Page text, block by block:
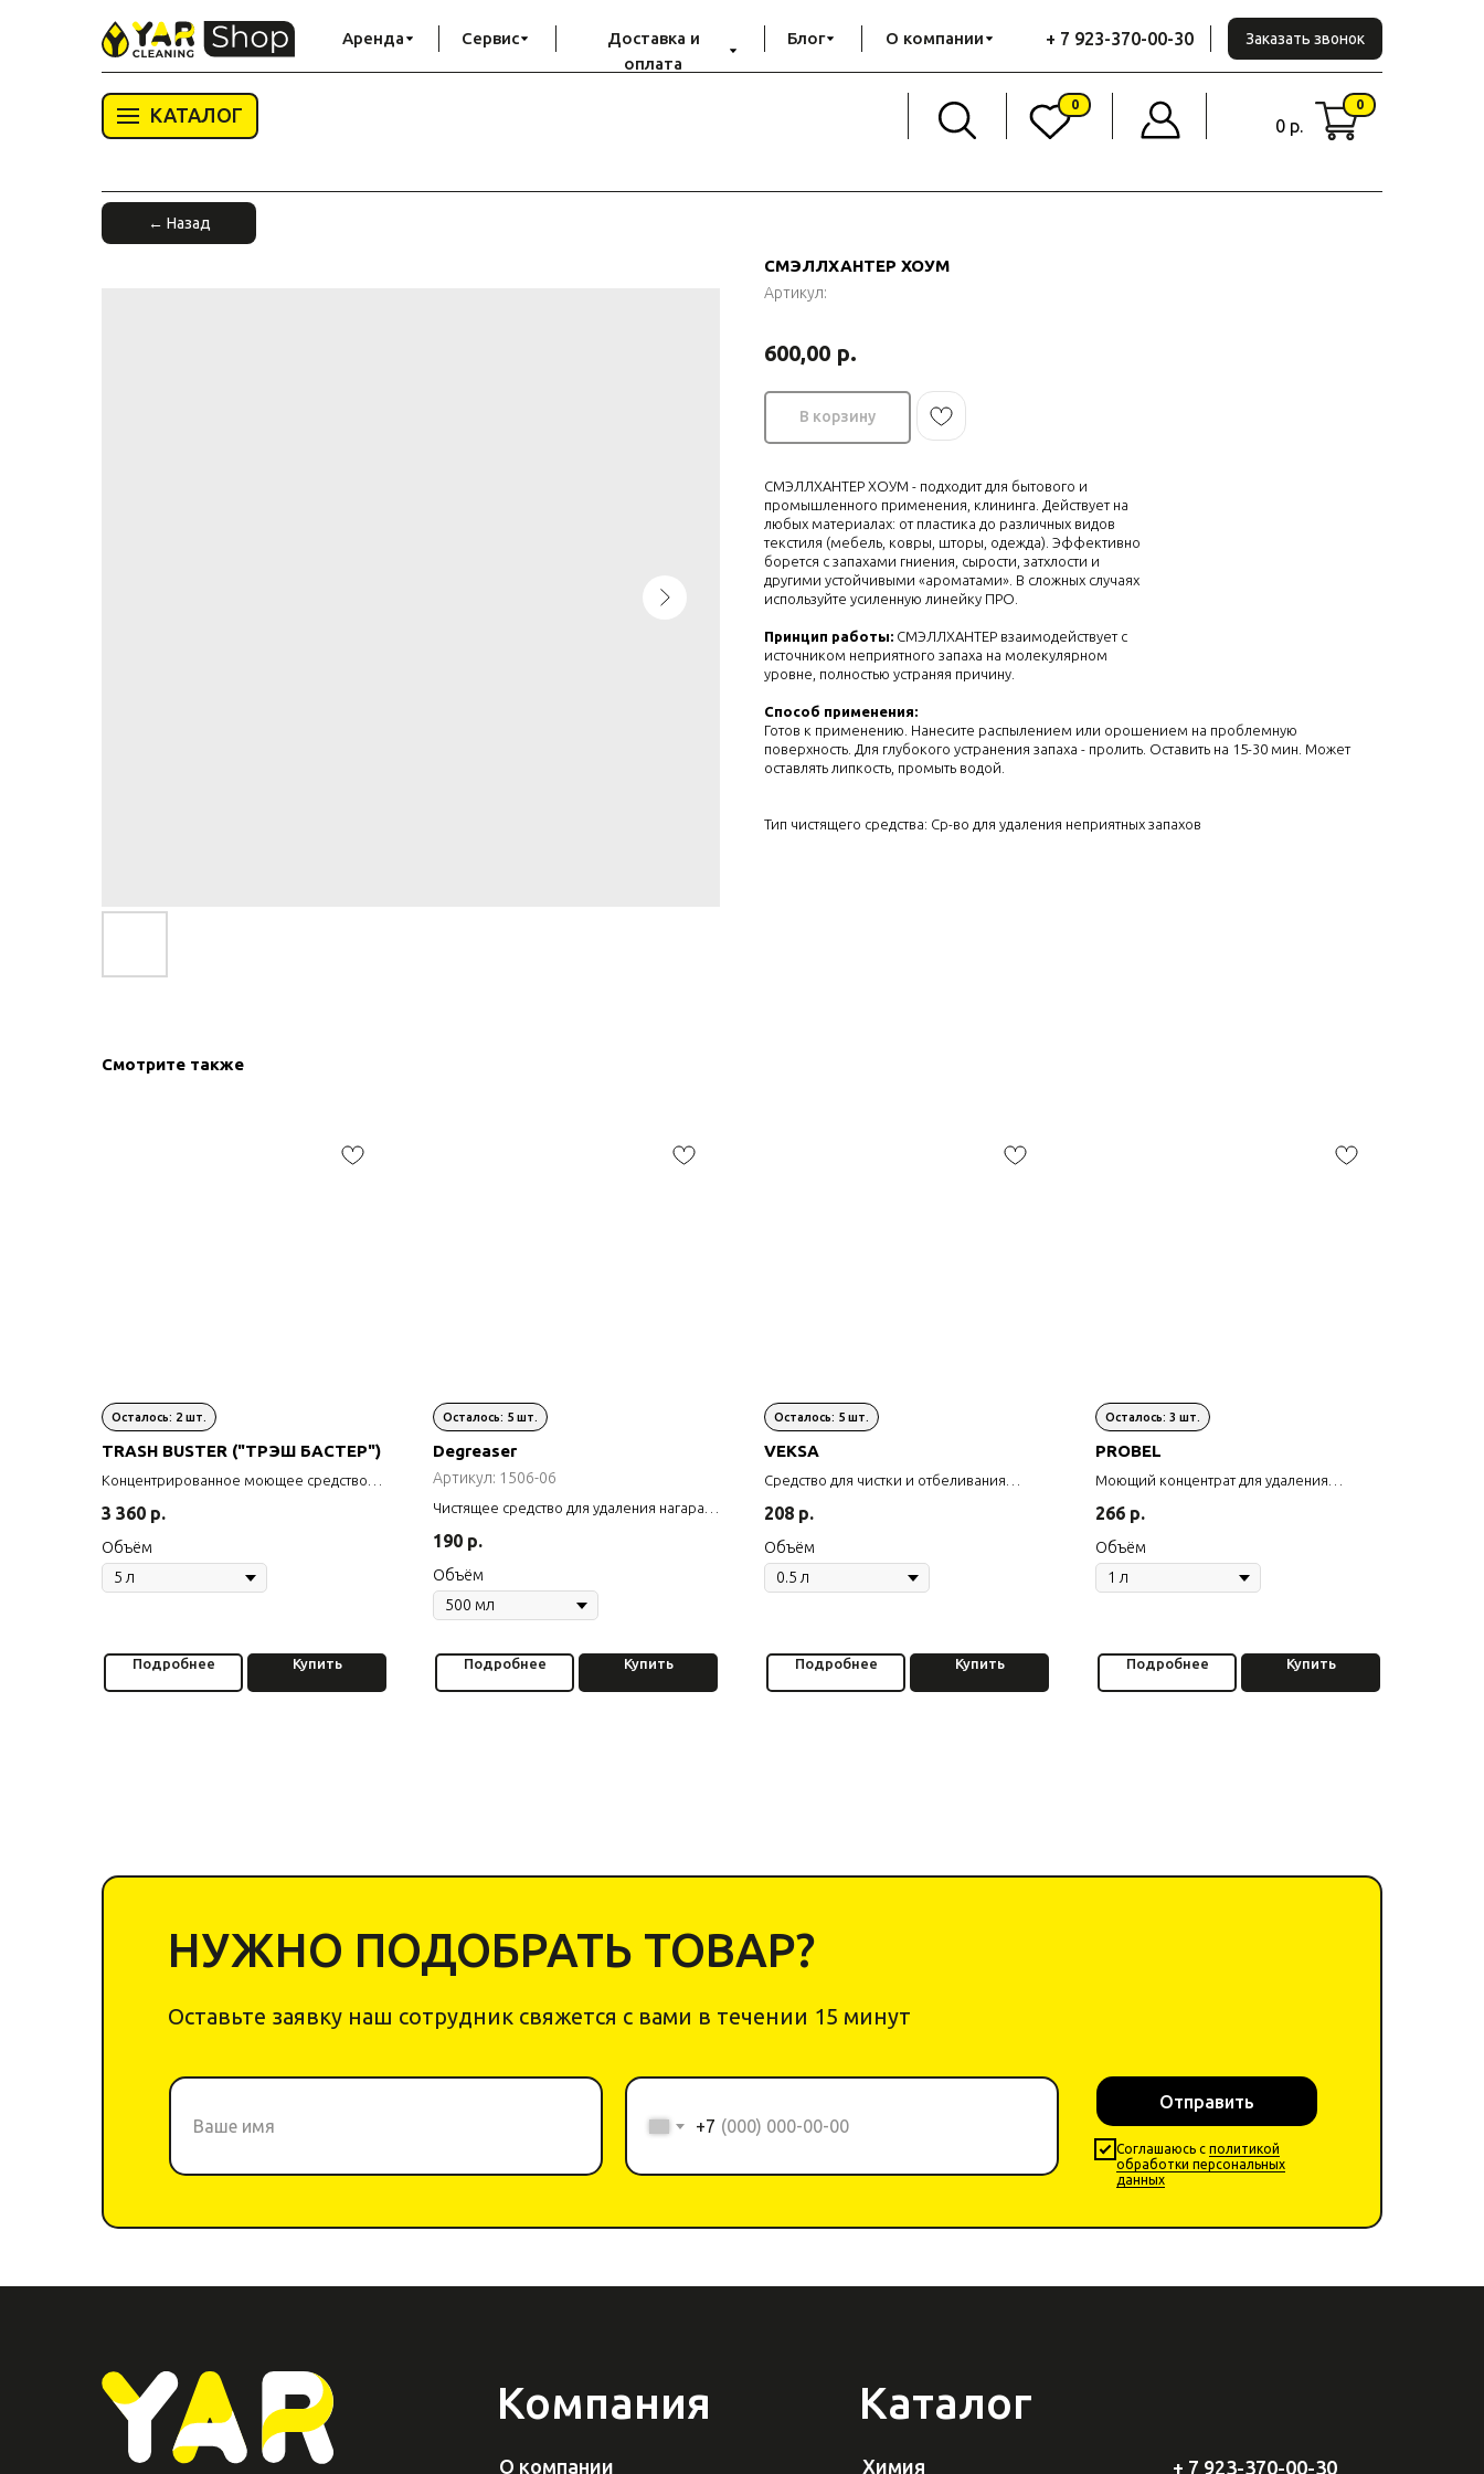
Заказать звонок
Блог О компании
Доставка и
оплата
+ 7 923-370-00-30
Сервис
Аренда
КАТАЛОГ 0 р.
0
0
← Назад
СМЭЛЛХАНТЕР ХОУМ
Артикул:
600,00 р.
В корзину
СМЭЛЛХАНТЕР ХОУМ - подходит для бытового и
промышленного применения, клининга. Действует на
любых материалах: от пластика до различных видов
текстиля (мебель, ковры, шторы, одежда). Эффективно
борется с запахами гниения, сырости, затхлости и
другими устойчивыми «ароматами». В сложных случаях
используйте усиленную линейку ПРО.
Принцип работы: СМЭЛЛХАНТЕР взаимодействует с
источником неприятного запаха на молекулярном
уровне, полностью устраняя причину.
Способ применения:
Готов к применению. Нанесите распылением или орошением на проблемную
поверхность. Для глубокого устранения запаха - пролить. Оставить на 15-30 мин. Может
оставлять липкость, промыть водой.
Тип чистящего средства: Ср-во для удаления неприятных запахов
Смотрите также
TRASH BUSTER ("ТРЭШ БАСТЕР")
Концентрированное моющее средство
3 360 р.
Объём
Подробнее Купить
Degreaser
Артикул: 1506-06
Чистящее средство для удаления нагара и
190 р.
Объём
Подробнее Купить
VEKSA
Средство для чистки и отбеливания
208 р.
Объём
Подробнее Купить
PROBEL
Моющий концентрат для удаления
266 р.
Объём
Подробнее Купить
НУЖНО ПОДОБРАТЬ ТОВАР?
+7
Оставьте заявку наш сотрудник свяжется с вами в течении 15 минут
Cоглашаюсь с политикой
обработки персональных
данных
Отправить
+ 7 923-370-00-30
Компания
О компании
Каталог
Химия